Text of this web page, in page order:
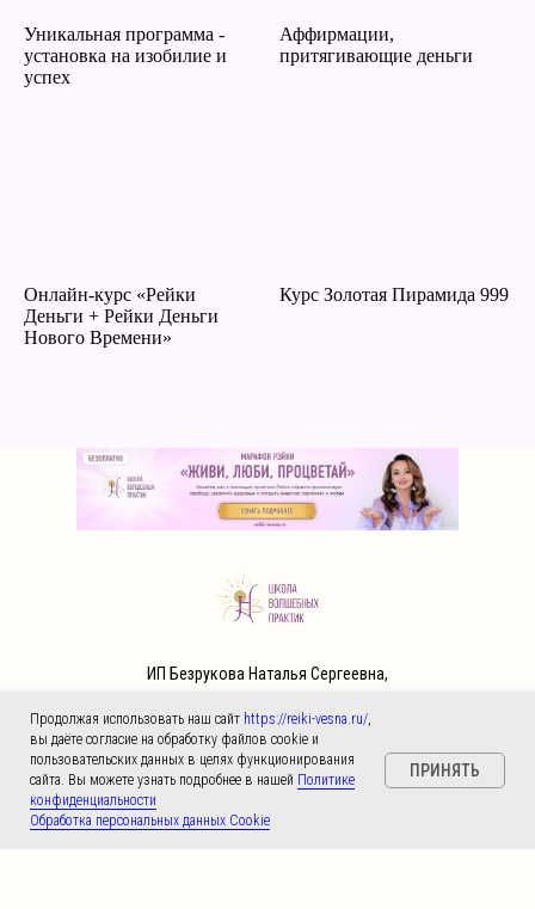
Уникальная программа -
установка на изобилие и
успех
Аффирмации,
притягивающие деньги
Онлайн-курс «Рейки
Деньги + Рейки Деньги
Нового Времени»
Курс Золотая Пирамида 999
ПОЛИТИКА КОНФИДЕНЦИАЛЬНОСТИ
ИП Безрукова Наталья Сергеевна,
ИНН 780 420 111 553
Продолжая использовать наш сайт https://reiki-vesna.ru/,
вы даёте согласие на обработку файлов cookie и
пользовательских данных в целях функционирования
сайта. Вы можете узнать подробнее в нашей Политике
конфиденциальности
Обработка персональных данных Cookie
ПРИНЯТЬ